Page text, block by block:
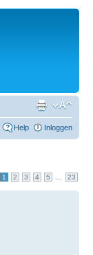
Help Inloggen
1 2 3 4 5 23